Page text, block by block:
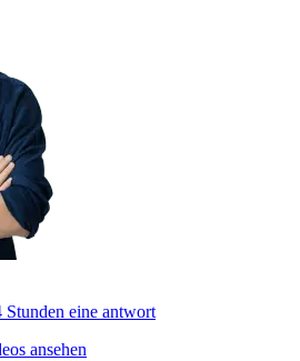
Stunden eine antwort
ansehen